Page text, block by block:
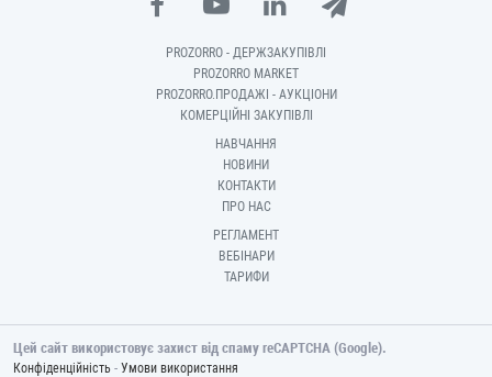
PROZORRO - ДЕРЖЗАКУПІВЛІ
PROZORRO MARKET
PROZORRO.ПРОДАЖІ - АУКЦІОНИ
КОМЕРЦІЙНІ ЗАКУПІВЛІ
НАВЧАННЯ
НОВИНИ
КОНТАКТИ
ПРО НАС
РЕГЛАМЕНТ
ВЕБІНАРИ
ТАРИФИ
Цей сайт використовує захист від спаму reCAPTCHA (Google).
Конфіденційність - Умови використання